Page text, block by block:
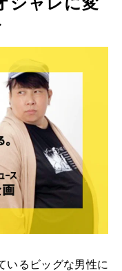
いるビッグな男性に